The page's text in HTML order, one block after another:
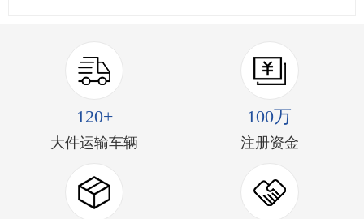
120+
大件运输车辆
100万
注册资金